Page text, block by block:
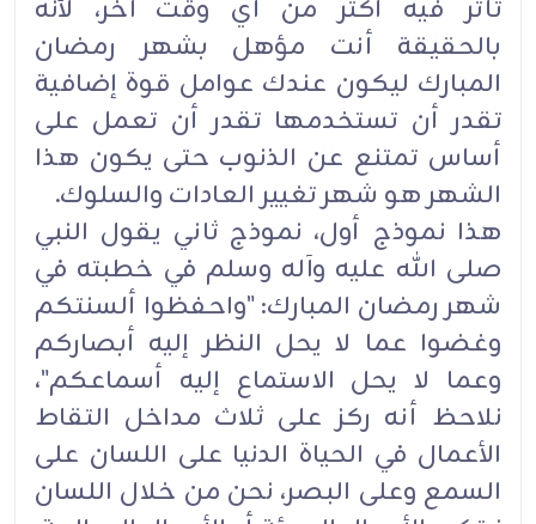
تأثر فيه أكثر من أي وقت آخر، لأنه
بالحقيقة أنت مؤهل بشهر رمضان
المبارك ليكون عندك عوامل قوة إضافية
تقدر أن تستخدمها تقدر أن تعمل على
أساس تمتنع عن الذنوب حتى يكون هذا
الشهر هو شهر تغيير العادات والسلوك.
هذا نموذج أول، نموذج ثاني يقول النبي
صلى الله عليه وآله وسلم في خطبته في
شهر رمضان المبارك: "واحفظوا ألسنتكم
وغضوا عما لا يحل النظر إليه أبصاركم
وعما لا يحل الاستماع إليه أسماعكم"،
نلاحظ أنه ركز على ثلاث مداخل التقاط
الأعمال في الحياة الدنيا على اللسان على
السمع وعلى البصر، نحن من خلال اللسان